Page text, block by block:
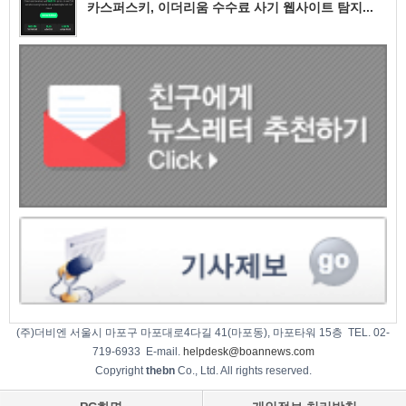
카스퍼스키, 이더리움 수수료 사기 웹사이트 탐지...
(주)더비엔 서울시 마포구 마포대로4다길 41(마포동), 마포타워 15층 TEL. 02-
719-6933 E-mail. helpdesk@boannews.com
CopyrightthebnCo., Ltd. All rights reserved.